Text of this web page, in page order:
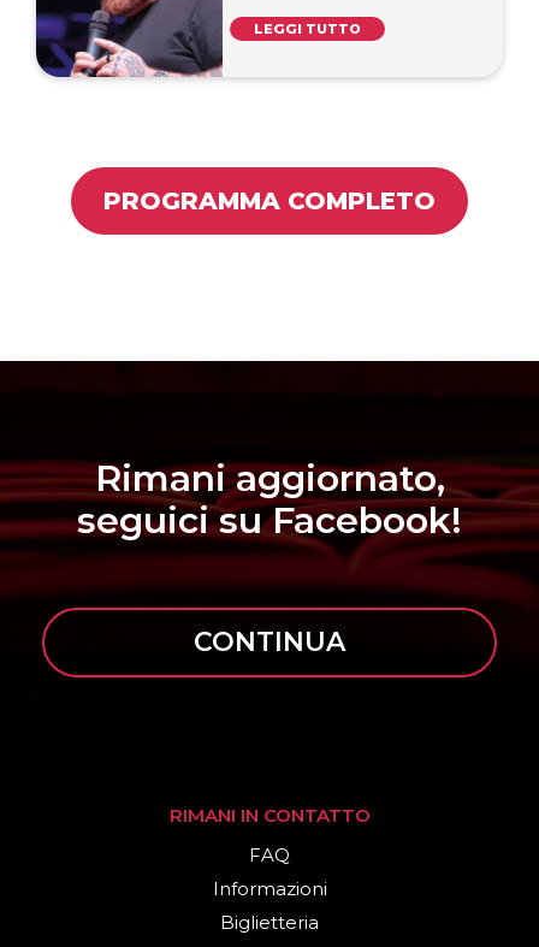
LEGGI TUTTO
PROGRAMMA COMPLETO
Rimani aggiornato,
seguici su Facebook!
CONTINUA
RIMANI IN CONTATTO
FAQ
Informazioni
Biglietteria